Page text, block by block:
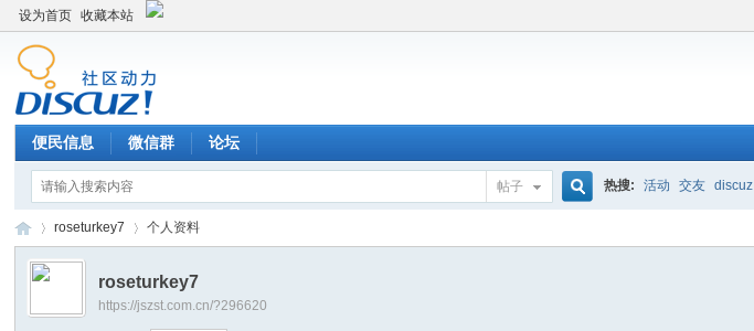
设为首页 收藏本站
便民信息 微信群 论坛
帖子 热搜: 活动 交友 discuz
›
roseturkey7 个人资料
roseturkey7
https://jszst.com.cn/?296620